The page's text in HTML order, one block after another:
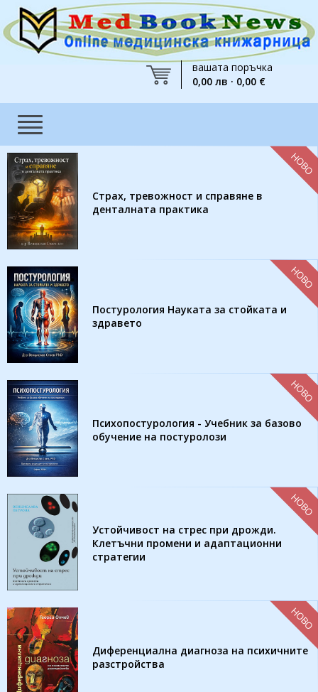
вашата поръчка
0,00 лв · 0,00 €
Страх, тревожност и справяне в
денталната практика
НОВО
Постурология Науката за стойката и
здравето
НОВО
Психопостурология - Учебник за базово
обучение на постуролози
НОВО
Устойчивост на стрес при дрожди.
Клетъчни промени и адаптационни
стратегии
НОВО
Диференциална диагноза на психичните
разстройства
НОВО